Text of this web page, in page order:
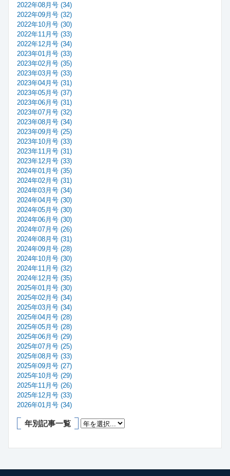
2022年08月号 (34)
2022年09月号 (32)
2022年10月号 (30)
2022年11月号 (33)
2022年12月号 (34)
2023年01月号 (33)
2023年02月号 (35)
2023年03月号 (33)
2023年04月号 (31)
2023年05月号 (37)
2023年06月号 (31)
2023年07月号 (32)
2023年08月号 (34)
2023年09月号 (25)
2023年10月号 (33)
2023年11月号 (31)
2023年12月号 (33)
2024年01月号 (35)
2024年02月号 (31)
2024年03月号 (34)
2024年04月号 (30)
2024年05月号 (30)
2024年06月号 (30)
2024年07月号 (26)
2024年08月号 (31)
2024年09月号 (28)
2024年10月号 (30)
2024年11月号 (32)
2024年12月号 (35)
2025年01月号 (30)
2025年02月号 (34)
2025年03月号 (34)
2025年04月号 (28)
2025年05月号 (28)
2025年06月号 (29)
2025年07月号 (25)
2025年08月号 (33)
2025年09月号 (27)
2025年10月号 (29)
2025年11月号 (26)
2025年12月号 (33)
2026年01月号 (34)
年別記事一覧